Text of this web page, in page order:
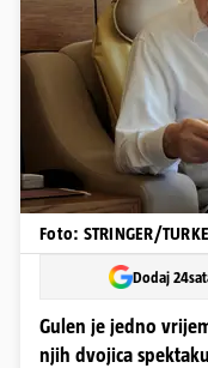
Foto: STRINGER/
Dodaj
Gulen je jedno
njih dvojica